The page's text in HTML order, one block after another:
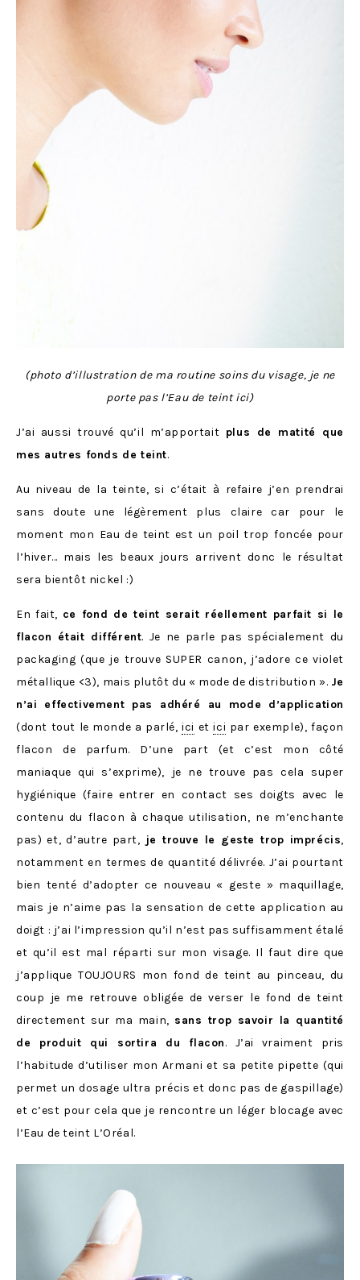
(photo d’illustration de ma routine soins du visage, je ne
porte pas l’Eau de teint ici)
J’ai aussi trouvé qu’il m’apportait plus de matité que
mes autres fonds de teint.
Au niveau de la teinte, si c’était à refaire j’en prendrai
sans doute une légèrement plus claire car pour le
moment mon Eau de teint est un poil trop foncée pour
l’hiver… mais les beaux jours arrivent donc le résultat
sera bientôt nickel :)
En fait, ce fond de teint serait réellement parfait si le
flacon était différent. Je ne parle pas spécialement du
packaging (que je trouve SUPER canon, j’adore ce violet
métallique <3), mais plutôt du « mode de distribution ». Je
n’ai effectivement pas adhéré au mode d’application
(dont tout le monde a parlé,ici etici par exemple), façon
flacon de parfum. D’une part (et c’est mon côté
maniaque qui s’exprime), je ne trouve pas cela super
hygiénique (faire entrer en contact ses doigts avec le
contenu du flacon à chaque utilisation, ne m’enchante
pas) et, d’autre part, je trouve le geste trop imprécis,
notamment en termes de quantité délivrée. J’ai pourtant
bien tenté d’adopter ce nouveau « geste » maquillage,
mais je n’aime pas la sensation de cette application au
doigt : j’ai l’impression qu’il n’est pas suffisamment étalé
et qu’il est mal réparti sur mon visage. Il faut dire que
j’applique TOUJOURS mon fond de teint au pinceau, du
coup je me retrouve obligée de verser le fond de teint
directement sur ma main, sans trop savoir la quantité
de produit qui sortira du flacon. J’ai vraiment pris
l’habitude d’utiliser mon Armani et sa petite pipette (qui
permet un dosage ultra précis et donc pas de gaspillage)
et c’est pour cela que je rencontre un léger blocage avec
l’Eau de teint L’Oréal.